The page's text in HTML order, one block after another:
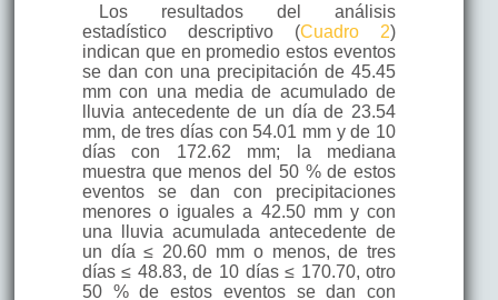
Los resultados del análisis
estadístico descriptivo (Cuadro 2)
indican que en promedio estos eventos
se dan con una precipitación de 45.45
mm con una media de acumulado de
lluvia antecedente de un día de 23.54
mm, de tres días con 54.01 mm y de 10
días con 172.62 mm; la mediana
muestra que menos del 50 % de estos
eventos se dan con precipitaciones
menores o iguales a 42.50 mm y con
una lluvia acumulada antecedente de
un día ≤ 20.60 mm o menos, de tres
días ≤ 48.83, de 10 días ≤ 170.70, otro
50 % de estos eventos se dan con